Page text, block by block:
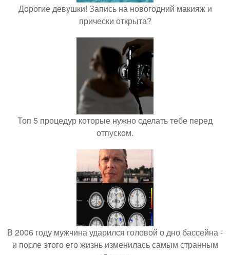
Дорогие девушки! Запись на новогодний макияж и
прически открыта?
Топ 5 процедур которые нужно сделать тебе перед
отпуском.
В 2006 году мужчина ударился головой о дно бассейна -
и после этого его жизнь изменилась самым странным